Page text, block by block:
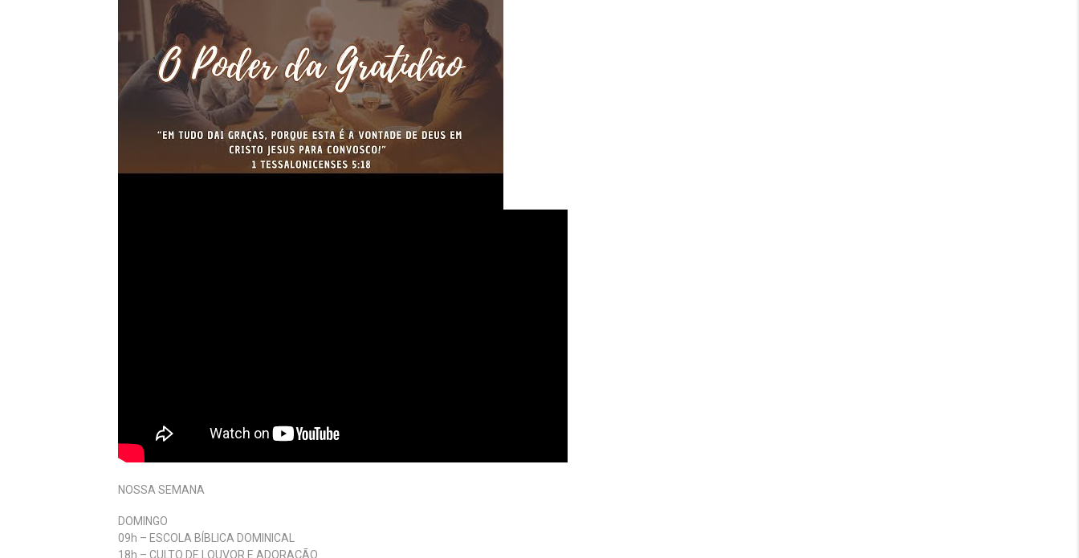
NOSSA SEMANA
DOMINGO
09h – ESCOLA BÍBLICA DOMINICAL
18h – CULTO DE LOUVOR E ADORAÇÃO